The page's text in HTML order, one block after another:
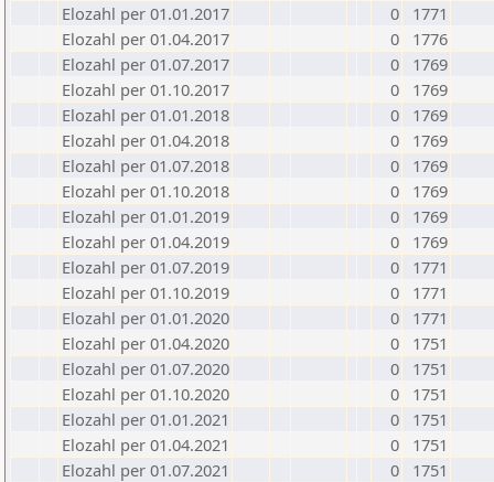
Elozahl per 01.01.2017
0
1771
Elozahl per 01.04.2017
0
1776
Elozahl per 01.07.2017
0
1769
Elozahl per 01.10.2017
0
1769
Elozahl per 01.01.2018
0
1769
Elozahl per 01.04.2018
0
1769
Elozahl per 01.07.2018
0
1769
Elozahl per 01.10.2018
0
1769
Elozahl per 01.01.2019
0
1769
Elozahl per 01.04.2019
0
1769
Elozahl per 01.07.2019
0
1771
Elozahl per 01.10.2019
0
1771
Elozahl per 01.01.2020
0
1771
Elozahl per 01.04.2020
0
1751
Elozahl per 01.07.2020
0
1751
Elozahl per 01.10.2020
0
1751
Elozahl per 01.01.2021
0
1751
Elozahl per 01.04.2021
0
1751
Elozahl per 01.07.2021
0
1751